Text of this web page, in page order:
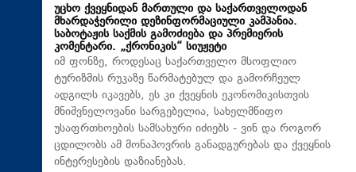
უცხო ქვეყნიდან მართული და საქართველოდან
მხარდაჭერილი დეზინფორმაციული კამპანია.
საბოტაჟის საქმის გამოძიება და პრემიერის
კომენტარი. „ქრონიკის“ სიუჟეტი
იმ ფონზე, როდესაც საქართველო მსოფლიო
ტურიზმის რუკაზე წარმატებულ და გამორჩეულ
ადგილს იკავებს, ეს კი ქვეყნის ეკონომიკისთვის
მნიშვნელოვანი სარგებელია, სახელმწიფო
უსაფრთხოების სამსახური იძიებს - ვინ და როგორ
ცდილობს ამ მონაპოვრის განადგურებას და ქვეყნის
ინტერესების დაზიანებას.